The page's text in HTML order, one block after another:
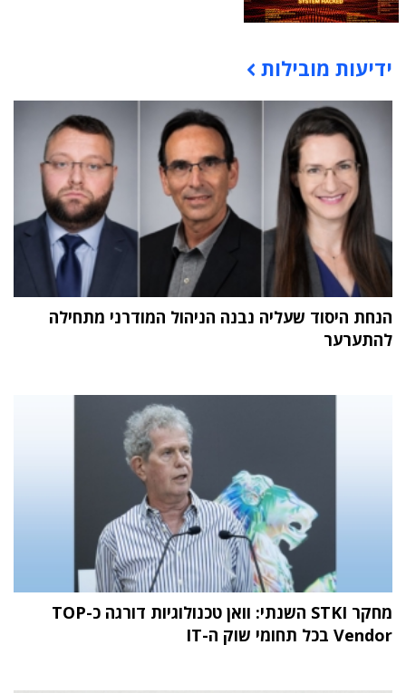
תוכן פרסומי
ידיעות מובילות
הנחת היסוד שעליה נבנה הניהול המודרני מתחילה
להתערער
מחקר STKI השנתי: וואן טכנולוגיות דורגה כ-TOP
Vendor בכל תחומי שוק ה-IT